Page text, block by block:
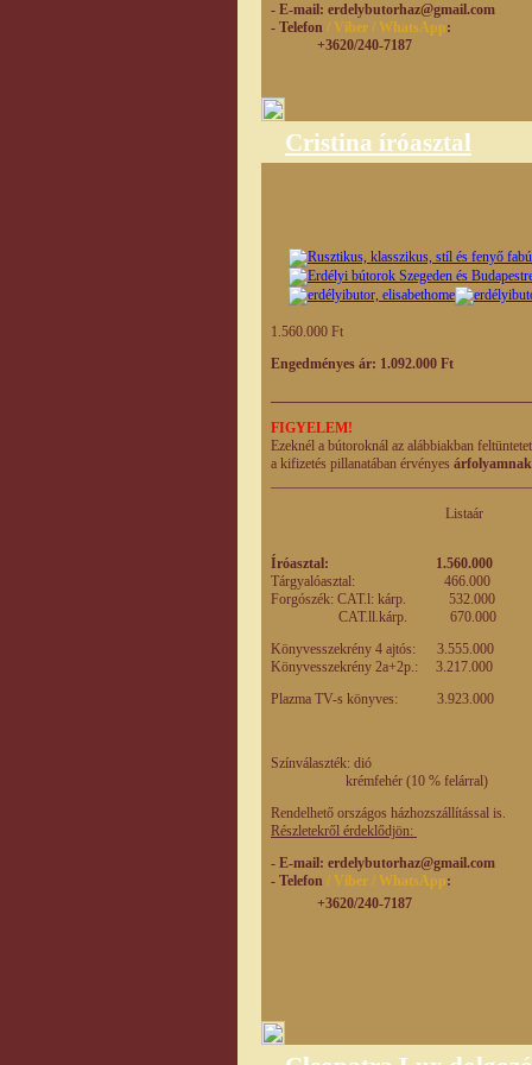
- E-mail: erdelybutorhaz@gmail.com
- Telefon / Viber / WhatsApp:
+3620/240-7187
Cristina íróasztal
1.560.000 Ft
Engedményes ár: 1.092.000 Ft
FIGYELEM!
Ezeknél a bútoroknál az alábbiakban
a kifizetés pillanatában érvényes
Listaár
Íróasztal: 1.560.000
Tárgyalóasztal:
Forgószék: CAT.l: kárp.
CAT.ll.kárp.
Könyvesszekrény 4 ajtós:
Könyvesszekrény 2a+2p.:
Plazma TV-s könyves:
Színválaszték: dió
krémfehér (10 % felárral)
Rendelhető országos házhozszállítással is.
Részletekről érdeklődjön:
- E-mail: erdelybutorhaz@gmail.com
- Telefon / Viber / WhatsApp:
+3620/240-7187